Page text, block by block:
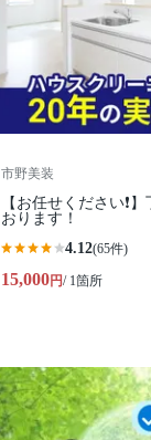
市野美装
【お任せください❗️
おります！
4.12(65件)
15,000円/ 1箇所